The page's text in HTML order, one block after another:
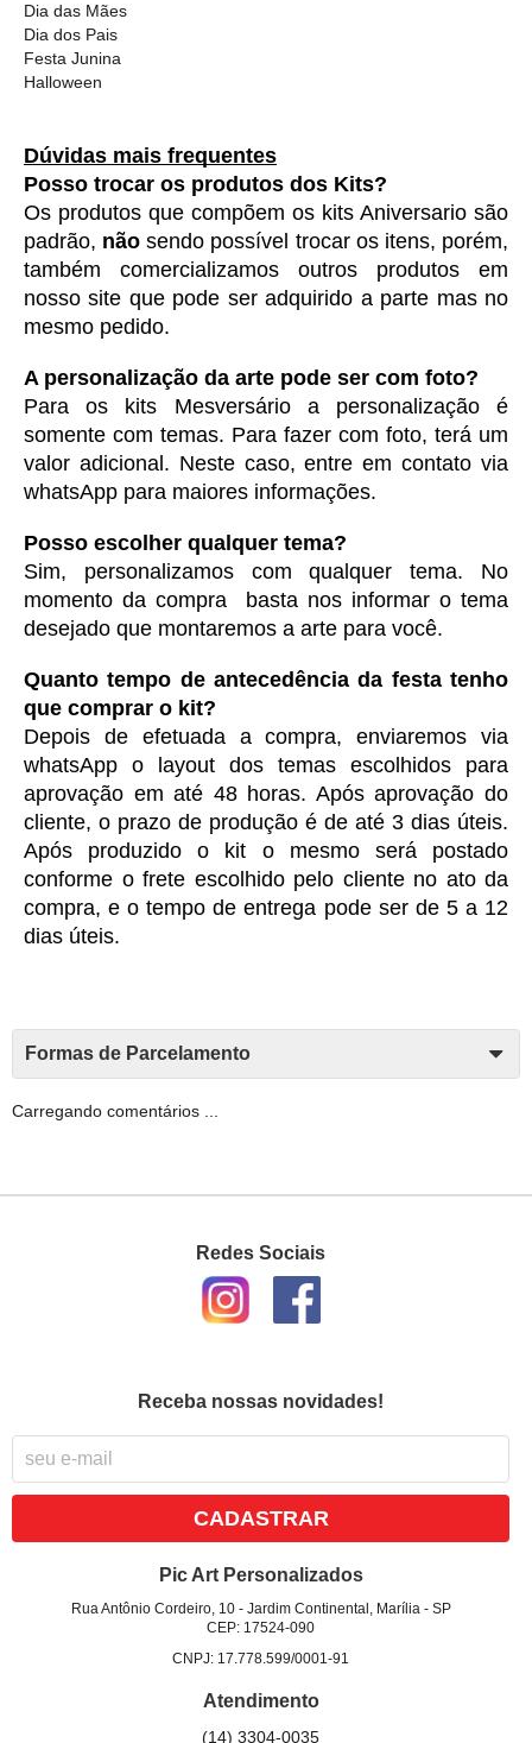
Dia das Mães
Dia dos Pais
Festa Junina
Halloween
Dúvidas mais frequentes
Posso trocar os produtos dos Kits?
Os produtos que compõem os kits Aniversario são
padrão, não sendo possível trocar os itens, porém,
também comercializamos outros produtos em
nosso site que pode ser adquirido a parte mas no
mesmo pedido.
A personalização da arte pode ser com foto?
Para os kits Mesversário a personalização é
somente com temas. Para fazer com foto, terá um
valor adicional. Neste caso, entre em contato via
whatsApp para maiores informações.
Posso escolher qualquer tema?
Sim, personalizamos com qualquer tema. No
momento da compra  basta nos informar o tema
desejado que montaremos a arte para você.
Quanto tempo de antecedência da festa tenho
que comprar o kit?
Depois de efetuada a compra, enviaremos via
whatsApp o layout dos temas escolhidos para
aprovação em até 48 horas. Após aprovação do
cliente, o prazo de produção é de até 3 dias úteis.
Após produzido o kit o mesmo será postado
conforme o frete escolhido pelo cliente no ato da
compra, e o tempo de entrega pode ser de 5 a 12
dias úteis.
Formas de Parcelamento
Carregando comentários ...
Redes Sociais
Receba nossas novidades!
CADASTRAR
Pic Art Personalizados
Rua Antônio Cordeiro, 10- Jardim Continental, Marília- SP
CEP: 17524-090
CNPJ: 17.778.599/0001-91
Atendimento
(14) 3304-0035